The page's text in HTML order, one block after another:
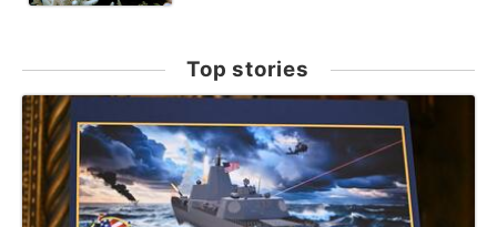
Top stories